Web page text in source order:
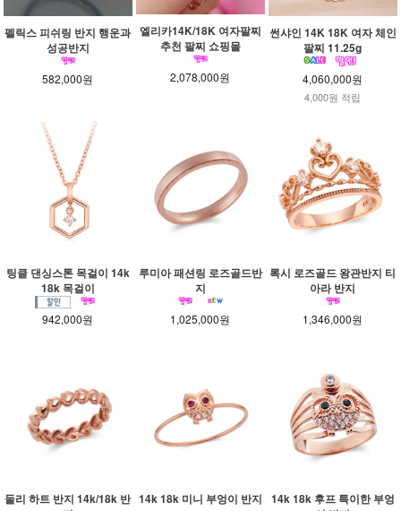
펠릭스 피쉬링 반지 행운과
성공반지
582,000원
엘리카14K/18K 여자팔찌
추천 팔찌 쇼핑몰
2,078,000원
썬샤인 14K 18K 여자 체인
팔찌 11.25g
4,060,000원
4,000원 적립
팅클 댄싱스톤 목걸이 14k
18k 목걸이
942,000원
루미아 패션링 로즈골드반
지
1,025,000원
록시 로즈골드 왕관반지 티
아라 반지
1,346,000원
둘리 하트 반지 14k/18k 반 14k 18k 미니 부엉이 반지
14k 18k 후프 특이한 부엉